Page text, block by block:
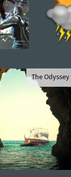
The Odyssey